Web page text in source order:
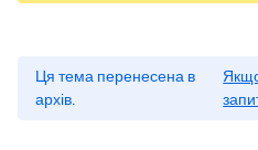
Ця тема перенесена в
архів.